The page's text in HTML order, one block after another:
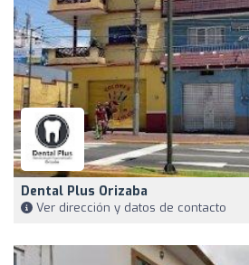
Dental Plus Orizaba
Ver dirección y datos de contacto